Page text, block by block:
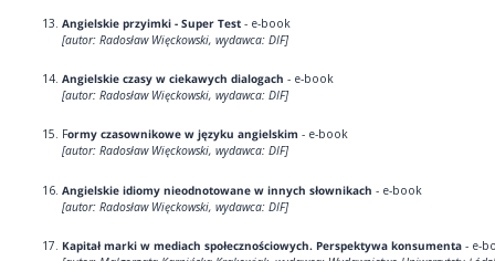
Angielskie przyimki - Super Test - e-book
[autor: Radosław Więckowski, wydawca: DIF]
Angielskie czasy w ciekawych dialogach - e-book
[autor: Radosław Więckowski, wydawca: DIF]
Formy czasownikowe w języku angielskim - e-book
[autor: Radosław Więckowski, wydawca: DIF]
Angielskie idiomy nieodnotowane w innych słownikach - e-book
[autor: Radosław Więckowski, wydawca: DIF]
Kapitał marki w mediach społecznościowych. Perspektywa konsumenta - e-